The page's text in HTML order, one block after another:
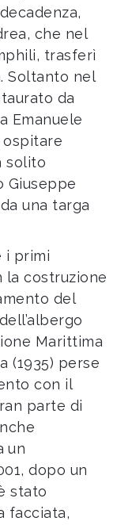
che nel
trasferì
Soltanto nel
da
Emanuele
ospitare
solito
Giuseppe
una targa
i primi
la costruzione
del
Marittima
(1935) perse
con il
parte di
un
dopo un
stato
facciata,